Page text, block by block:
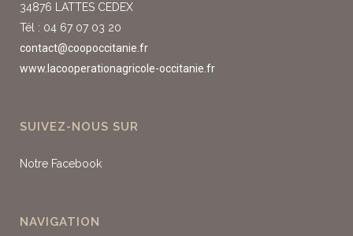
34876 LATTES CEDEX
Tél : 04 67 07 03 20
contact@coopoccitanie.fr
www.lacooperationagricole-occitanie.fr
SUIVEZ-NOUS SUR
Notre Facebook
NAVIGATION